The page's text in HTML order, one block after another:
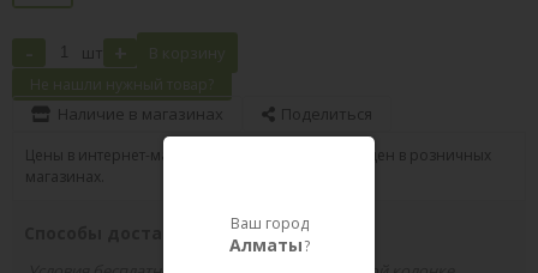
- шт + В корзину
Не нашли нужный товар?
Наличие в магазинах Поделиться
Цены в интернет-магазине могут отличаться от цен в розничных
магазинах.
Способы доставки вашего заказа
Ваш город
Алматы?